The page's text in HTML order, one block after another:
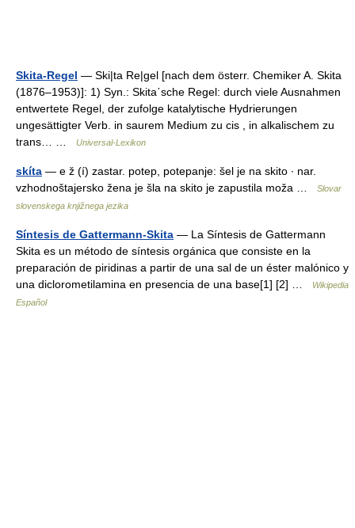
Skita-Regel — Ski|ta Re|gel [nach dem österr. Chemiker A. Skita
(1876–1953)]: 1) Syn.: Skita᾿sche Regel: durch viele Ausnahmen
entwertete Regel, der zufolge katalytische Hydrierungen
ungesättigter Verb. in saurem Medium zu cis , in alkalischem zu
trans… …
Universal-Lexikon
skíta — e ž (í) zastar. potep, potepanje: šel je na skito ∙ nar.
vzhodnoštajersko žena je šla na skito je zapustila moža …
Slovar
slovenskega knjižnega jezika
Síntesis de Gattermann-Skita — La Síntesis de Gattermann
Skita es un método de síntesis orgánica que consiste en la
preparación de piridinas a partir de una sal de un éster malónico y
una diclorometilamina en presencia de una base[1] [2] …
Wikipedia
Español